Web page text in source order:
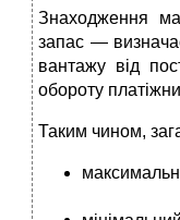
Знаходження
запас —
вантажу від
обороту
Таким чином,